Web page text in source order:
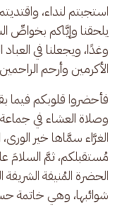
استجبتم لنداء،
يلحقنا وإيَّاكم بخواصِّ
وغدًا، ويجعلنا في
الأكرمين وأرحم
فأحضروا قلوبكم
وصلاة العشاء في
الغرَّاء سمَّاها خير الورى،
مُستقبلكم، ثمَّ السلامَ
الحضرة المُنيفة
شوائبها، وهي خاتمة